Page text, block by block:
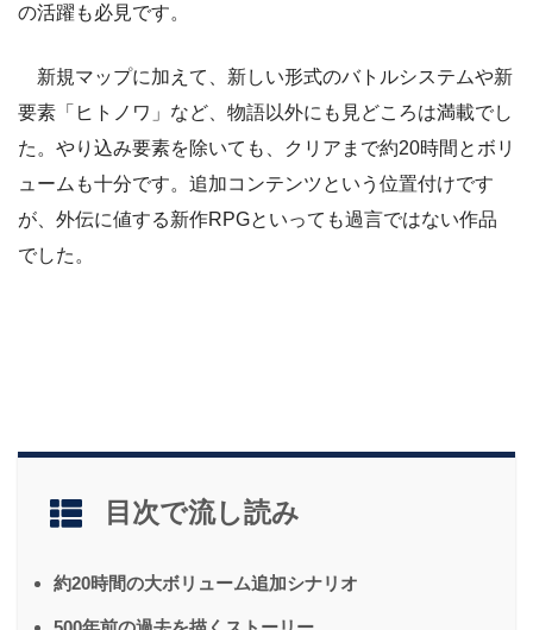
の活躍も必見です。
新規マップに加えて、新しい形式のバトルシステムや新
要素「ヒトノワ」など、物語以外にも見どころは満載でし
た。やり込み要素を除いても、クリアまで約20時間とボリ
ュームも十分です。追加コンテンツという位置付けです
が、外伝に値する新作RPGといっても過言ではない作品
でした。
目次で流し読み
約20時間の大ボリューム追加シナリオ